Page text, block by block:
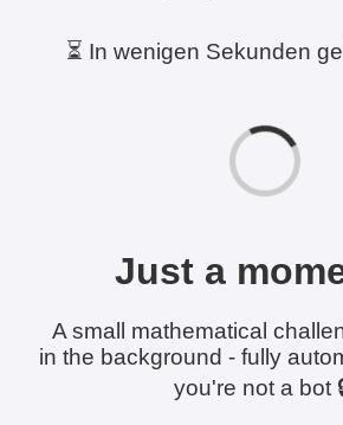
⏳ In wenigen Sekunden
Just a
A small mathematical
in the background - fully
you're not a bot